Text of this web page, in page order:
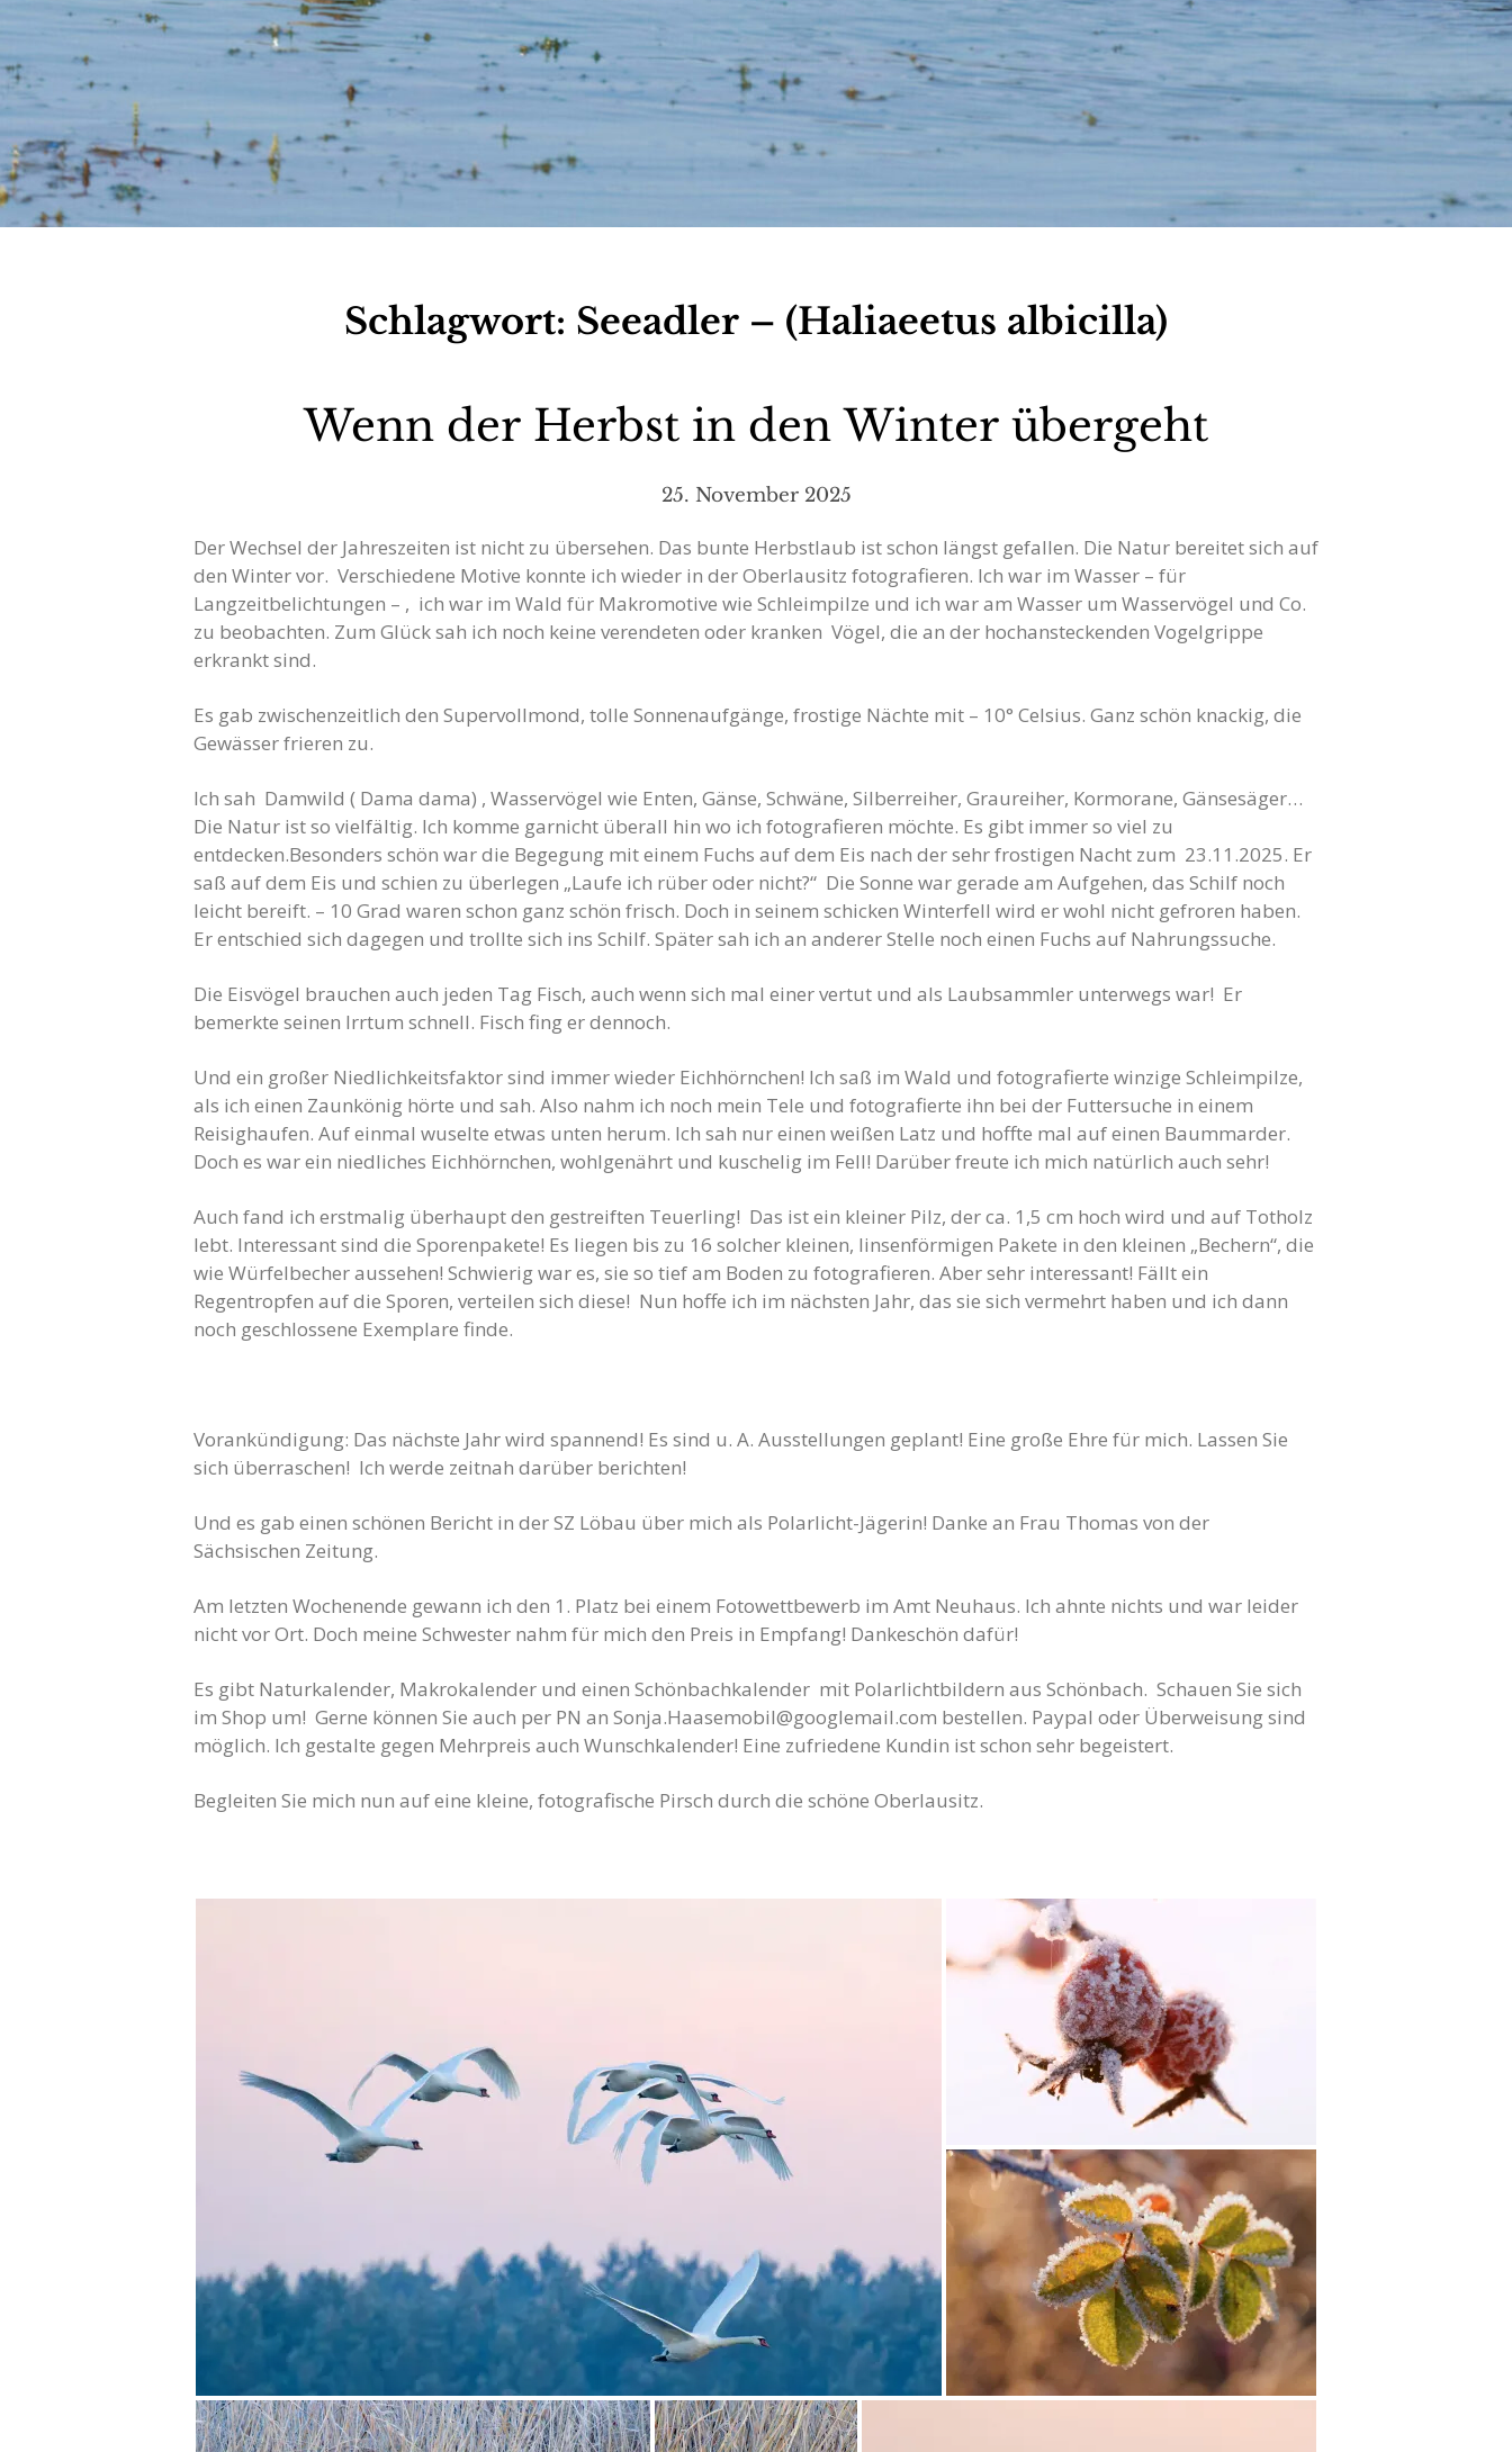
Schlagwort: Seeadler – (Haliaeetus albicilla)
Wenn der Herbst in den Winter übergeht
25. November 2025
Der Wechsel der Jahreszeiten ist nicht zu übersehen. Das bunte Herbstlaub ist schon längst gefallen. Die Natur bereitet sich auf
den Winter vor. Verschiedene Motive konnte ich wieder in der Oberlausitz fotografieren. Ich war im Wasser – für
Langzeitbelichtungen – , ich war im Wald für Makromotive wie Schleimpilze und ich war am Wasser um Wasservögel und Co.
zu beobachten. Zum Glück sah ich noch keine verendeten oder kranken Vögel, die an der hochansteckenden Vogelgrippe
erkrankt sind.
Es gab zwischenzeitlich den Supervollmond, tolle Sonnenaufgänge, frostige Nächte mit – 10° Celsius. Ganz schön knackig, die
Gewässer frieren zu.
Ich sah Damwild ( Dama dama) , Wasservögel wie Enten, Gänse, Schwäne, Silberreiher, Graureiher, Kormorane, Gänsesäger…
Die Natur ist so vielfältig. Ich komme garnicht überall hin wo ich fotografieren möchte. Es gibt immer so viel zu
entdecken.Besonders schön war die Begegung mit einem Fuchs auf dem Eis nach der sehr frostigen Nacht zum 23.11.2025. Er
saß auf dem Eis und schien zu überlegen „Laufe ich rüber oder nicht?“ Die Sonne war gerade am Aufgehen, das Schilf noch
leicht bereift. – 10 Grad waren schon ganz schön frisch. Doch in seinem schicken Winterfell wird er wohl nicht gefroren haben.
Er entschied sich dagegen und trollte sich ins Schilf. Später sah ich an anderer Stelle noch einen Fuchs auf Nahrungssuche.
Die Eisvögel brauchen auch jeden Tag Fisch, auch wenn sich mal einer vertut und als Laubsammler unterwegs war! Er
bemerkte seinen Irrtum schnell. Fisch fing er dennoch.
Und ein großer Niedlichkeitsfaktor sind immer wieder Eichhörnchen! Ich saß im Wald und fotografierte winzige Schleimpilze,
als ich einen Zaunkönig hörte und sah. Also nahm ich noch mein Tele und fotografierte ihn bei der Futtersuche in einem
Reisighaufen. Auf einmal wuselte etwas unten herum. Ich sah nur einen weißen Latz und hoffte mal auf einen Baummarder.
Doch es war ein niedliches Eichhörnchen, wohlgenährt und kuschelig im Fell! Darüber freute ich mich natürlich auch sehr!
Auch fand ich erstmalig überhaupt den gestreiften Teuerling! Das ist ein kleiner Pilz, der ca. 1,5 cm hoch wird und auf Totholz
lebt. Interessant sind die Sporenpakete! Es liegen bis zu 16 solcher kleinen, linsenförmigen Pakete in den kleinen „Bechern“, die
wie Würfelbecher aussehen! Schwierig war es, sie so tief am Boden zu fotografieren. Aber sehr interessant! Fällt ein
Regentropfen auf die Sporen, verteilen sich diese! Nun hoffe ich im nächsten Jahr, das sie sich vermehrt haben und ich dann
noch geschlossene Exemplare finde.
Vorankündigung: Das nächste Jahr wird spannend! Es sind u. A. Ausstellungen geplant! Eine große Ehre für mich. Lassen Sie
sich überraschen! Ich werde zeitnah darüber berichten!
Und es gab einen schönen Bericht in der SZ Löbau über mich als Polarlicht-Jägerin! Danke an Frau Thomas von der
Sächsischen Zeitung.
Am letzten Wochenende gewann ich den 1. Platz bei einem Fotowettbewerb im Amt Neuhaus. Ich ahnte nichts und war leider
nicht vor Ort. Doch meine Schwester nahm für mich den Preis in Empfang! Dankeschön dafür!
Es gibt Naturkalender, Makrokalender und einen Schönbachkalender mit Polarlichtbildern aus Schönbach. Schauen Sie sich
im Shop um! Gerne können Sie auch per PN an Sonja.Haasemobil@googlemail.com bestellen. Paypal oder Überweisung sind
möglich. Ich gestalte gegen Mehrpreis auch Wunschkalender! Eine zufriedene Kundin ist schon sehr begeistert.
Begleiten Sie mich nun auf eine kleine, fotografische Pirsch durch die schöne Oberlausitz.